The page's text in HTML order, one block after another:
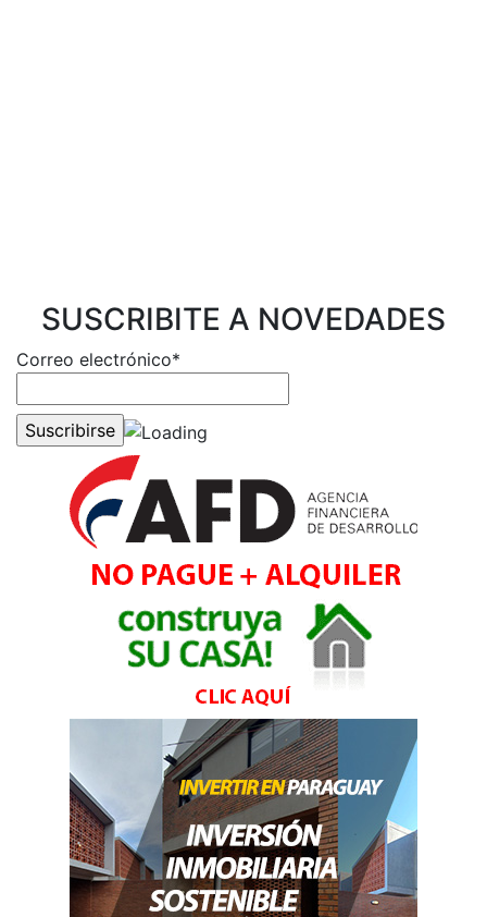
SUSCRIBITE A NOVEDADES
Correo electrónico*